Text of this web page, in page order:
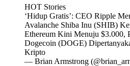
HOT Stories
‘Hidup Gratis’: CEO Ripple
Avalanche Shiba Inu (SHIB)
Ethereum Kini Menuju $3.000,
Dogecoin (DOGE)
Kripto
— Brian Armstrong